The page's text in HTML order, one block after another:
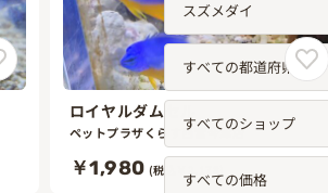
ロイヤルダムセル
ペットプラザくらす西宮今津店
￥1,980 (税込￥2,178)